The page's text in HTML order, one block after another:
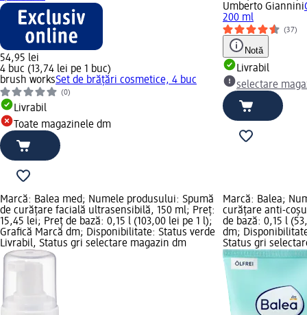
54,95 lei
4 buc (13,74 lei pe 1 buc)
brush worksSet de brățări cosmetice, 4 buc
(0)
Livrabil
Toate magazinele dm
Umberto Giannini
200 ml
(37)
Notă
Livrabil
selectare
Marcă: Balea med; Numele produsului: Spumă
de curățare facială ultrasensibilă, 150 ml; Preț:
15,45 lei; Preț de bază: 0,15 l (103,00 lei pe 1 l);
Grafică Marcă dm; Disponibilitate: Status verde
Livrabil, Status gri selectare magazin dm
Marcă: Balea;
curățare anti-
de bază: 0,15 l
dm;
Status gri